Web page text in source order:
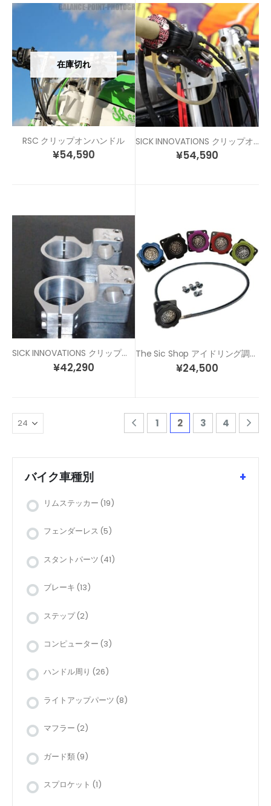
在庫切れ
RSC クリップオンハンドル
¥54,590
SICK INNOVATIONS クリップオン ハンドル
¥54,590
SICK INNOVATIONS クリップオン ハンドル 固定タイプ
¥42,290
The Sic Shop アイドリング調整 アジャスター
¥24,500
1 2 3 4
バイク車種別 +
リムステッカー (19)
フェンダーレス (5)
スタントパーツ (41)
ブレーキ (13)
ステップ (2)
コンピューター (3)
ハンドル周り (26)
ライトアップパーツ (8)
マフラー (2)
ガード類 (9)
スプロケット (1)